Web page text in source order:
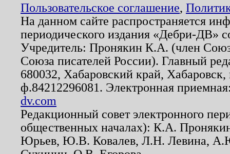
Пользовательское соглашение,
На данном сайте распространяется
периодического издания «Дебри-ДВ»
Учредитель: Пронякин К.А. (член
Союза писателей России). Главный
680032, Хабаровский край,
ф.84212296081. Электронная
dv.com
Редакционный совет электронного
общественных началах): К.А.
Юрьев, Ю.В. Ковалев, Л.Н. Левина,